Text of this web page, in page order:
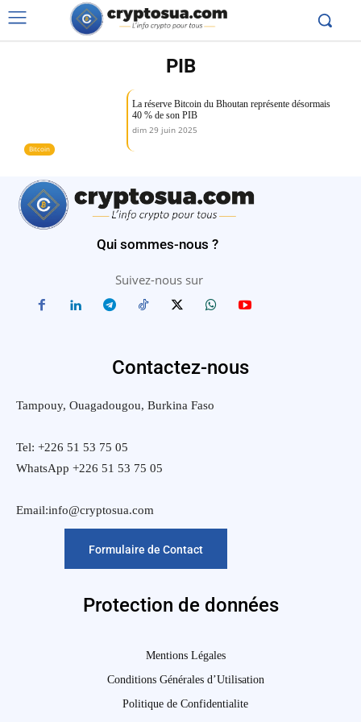
PIB
Bitcoin
La réserve Bitcoin du Bhoutan représente désormais
40 % de son PIB
dim 29 juin 2025
Qui sommes-nous ?
Suivez-nous sur
Contactez-nous
Tampouy, Ouagadougou, Burkina Faso
Tel: +226 51 53 75 05
WhatsApp +226 51 53 75 05
Email:info@cryptosua.com
Formulaire de Contact
Protection de données
Mentions Légales
Conditions Générales d’Utilisation
Politique de Confidentialite